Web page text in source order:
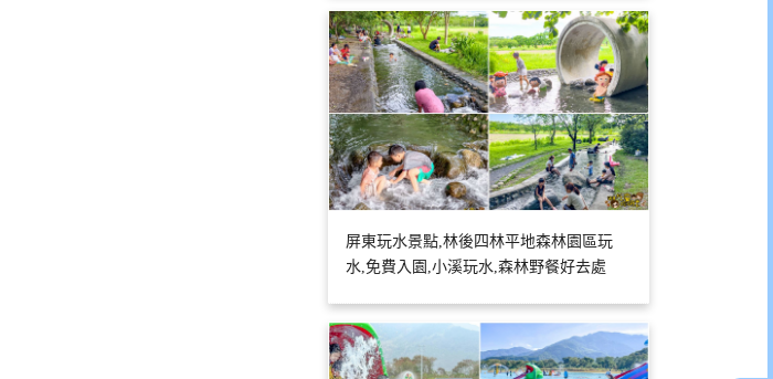
屏東玩水景點,林後四林平地森林園區玩
水,免費入園,小溪玩水,森林野餐好去處